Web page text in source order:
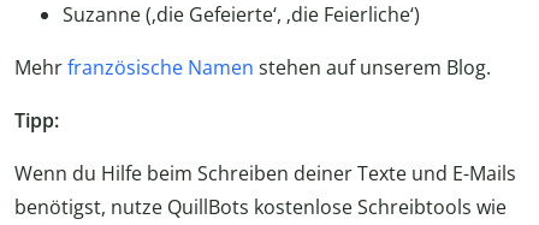
Suzanne (‚die Gefeierte‘, ‚die Feierliche‘)
Mehrfranzösische Namen stehen auf unserem Blog.
Tipp:
Wenn du Hilfe beim Schreiben deiner Texte und E-Mails
benötigst, nutze QuillBots kostenlose Schreibtools wie